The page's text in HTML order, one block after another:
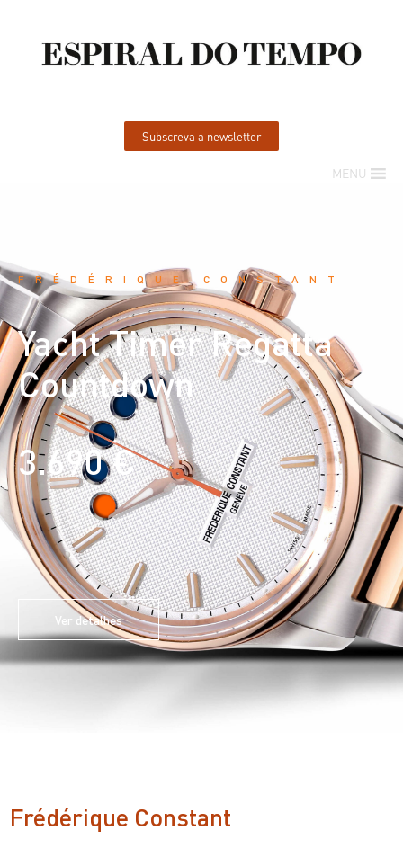
Subscreva a newsletter
MENU
FRÉDÉRIQUE CONSTANT
Yacht Timer Regatta
Countdown
3.690 €
Ver detalhes
Frédérique Constant